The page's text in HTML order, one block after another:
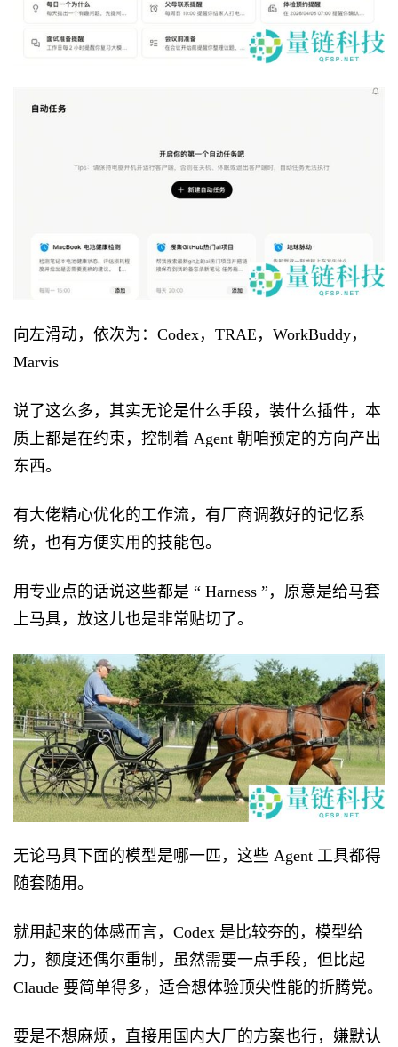
向左滑动，依次为：Codex，TRAE，WorkBuddy，
Marvis
说了这么多，其实无论是什么手段，装什么插件，本
质上都是在约束，控制着 Agent 朝咱预定的方向产出
东西。
有大佬精心优化的工作流，有厂商调教好的记忆系
统，也有方便实用的技能包。
用专业点的话说这些都是 “ Harness ”，原意是给马套
上马具，放这儿也是非常贴切了。
无论马具下面的模型是哪一匹，这些 Agent 工具都得
随套随用。
就用起来的体感而言，Codex 是比较夯的，模型给
力，额度还偶尔重制，虽然需要一点手段，但比起
Claude 要简单得多，适合想体验顶尖性能的折腾党。
要是不想麻烦，直接用国内大厂的方案也行，嫌默认